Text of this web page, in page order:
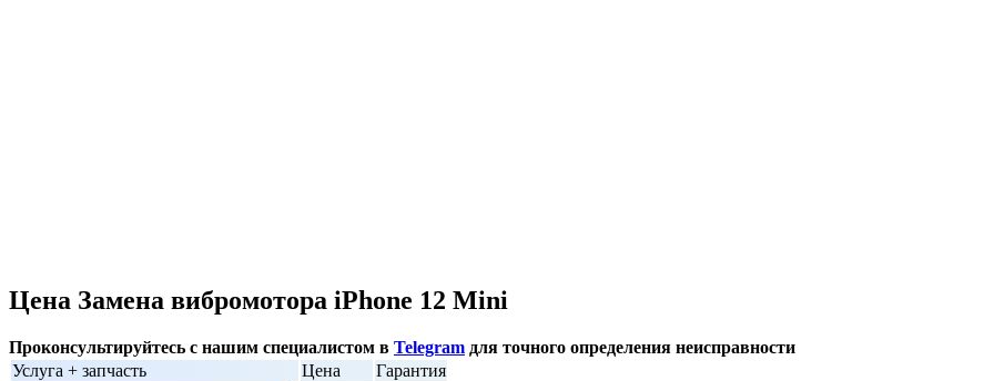
Цена Замена вибромотора iPhone 12 Mini
Проконсультируйтесь с нашим специалистом в Telegram для точного определения неисправности
Услуга + запчасть
Цена
Гарантия